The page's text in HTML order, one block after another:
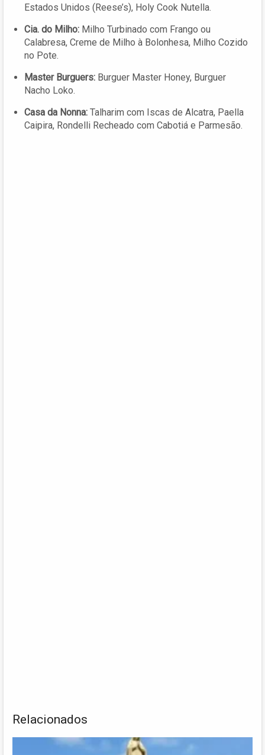
Estados Unidos (Reese’s), Holy Cook Nutella.
Cia. do Milho: Milho Turbinado com Frango ou
Calabresa, Creme de Milho à Bolonhesa, Milho Cozido
no Pote.
Master Burguers: Burguer Master Honey, Burguer
Nacho Loko.
Casa da Nonna: Talharim com Iscas de Alcatra, Paella
Caipira, Rondelli Recheado com Cabotiá e Parmesão.
Relacionados